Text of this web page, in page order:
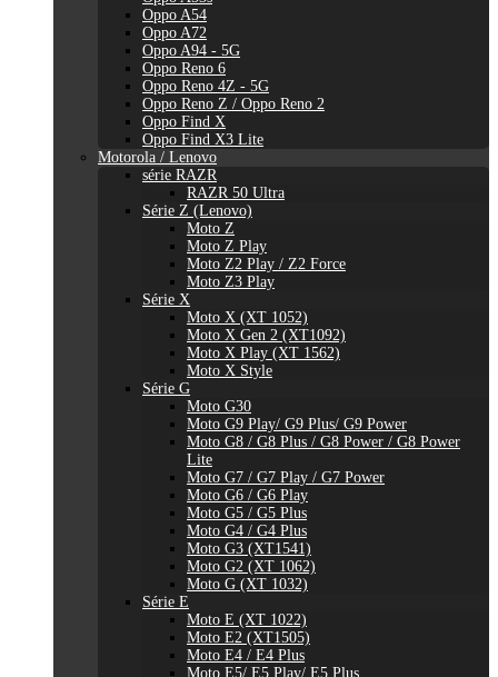
Oppo A54
Oppo A72
Oppo A94 - 5G
Oppo Reno 6
Oppo Reno 4Z - 5G
Oppo Reno Z / Oppo Reno 2
Oppo Find X
Oppo Find X3 Lite
Motorola / Lenovo
série RAZR
RAZR 50 Ultra
Série Z (Lenovo)
Moto Z
Moto Z Play
Moto Z2 Play / Z2 Force
Moto Z3 Play
Série X
Moto X (XT 1052)
Moto X Gen 2 (XT1092)
Moto X Play (XT 1562)
Moto X Style
Série G
Moto G30
Moto G9 Play/ G9 Plus/ G9 Power
Moto G8 / G8 Plus / G8 Power / G8 Power
Lite
Moto G7 / G7 Play / G7 Power
Moto G6 / G6 Play
Moto G5 / G5 Plus
Moto G4 / G4 Plus
Moto G3 (XT1541)
Moto G2 (XT 1062)
Moto G (XT 1032)
Série E
Moto E (XT 1022)
Moto E2 (XT1505)
Moto E4 / E4 Plus
Moto E5/ E5 Play/ E5 Plus